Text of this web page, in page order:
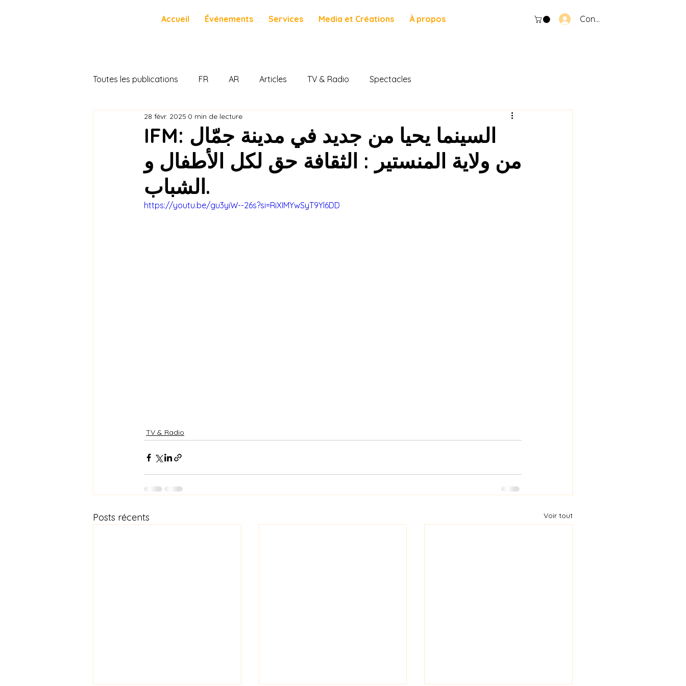
Accueil Événements Services Media et Créations À propos Connexion
Toutes les publications FR AR Articles TV & Radio Spectacles
IFM: السينما يحيا من جديد في مدينة جمّال
من ولاية المنستير : الثقافة حق لكل الأطفال و
الشباب.
28 févr. 2025 0 min de lecture
https://youtu.be/gu3yiW--26s?si=RiXIMYwSyT9Yl6DD
TV & Radio
Posts récents Voir tout